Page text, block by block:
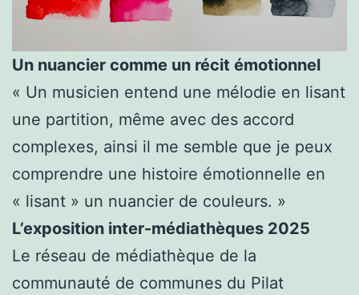
Un nuancier comme un récit émotionnel
« Un musicien entend une mélodie en lisant
une partition, même avec des accord
complexes, ainsi il me semble que je peux
comprendre une histoire émotionnelle en
« lisant » un nuancier de couleurs. »
L’exposition inter-médiathèques 2025
Le réseau de médiathèque de la
communauté de communes du Pilat